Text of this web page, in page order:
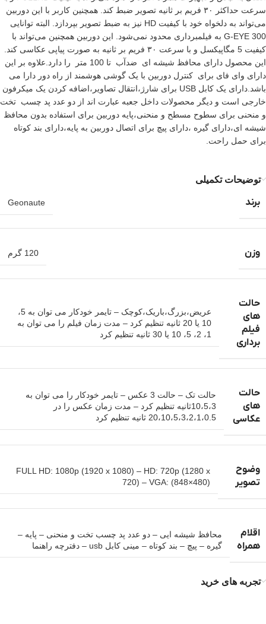
سرعت حداکثر ۳۰ فریم بر ثانیه تصویر ضبط کند. همچنین کاربر با این دوربین
می‌تواند به دلخواه خود با کیفیت HD نیز به ضبط تصویر بپردازد. البته توانایی
G-EYE 300 به فیلمبرداری محدود نمی‌شود. این دوربین همچنین می‌تواند با
کیفیت 5 مگاپیکسل و با سرعت ۳۰ فریم بر ثانیه به صورت پیاپی عکاسی کند.
این محصول دارای محافظ شیشه ای ضدآب تا 100 متر را دارد.علاوه بر این
دارای وای فای برای کنترل دوربین با یک گوشی هوشمند از راه دور دارا می
باشد.دارای یک کابل USB برای شارژ،انتقال تصاویر،اضافه کردن یک میکرفون
خارجی است و دیگر محصولات داخل جعبه عبارت اند از دو عدد پد چسب تخت
و منحنی برای سطوح مسطح و منحنی،پایه دوربین برای استفاده بدون محافظ
شیشه ای،دارای گیره ،دارای پیچ برای اتصال دوربین به پایه،دارای بند کوتاه
برای حمل راحت.
توضیحات تکمیلی
برند Geonaute
وزن 120 گرم
حالت
های
فیلم
برداری
عریض،بزرگ،باریک،کوچک – تایمر خودکار می توان به 5،
10 یا 20 ثانیه تنظیم کرد – مدت زمان فیلم را می توان به
1، 2، 5، 10 یا 30 ثانیه تنظیم کرد
حالت
های
عکاسی
حالت تک – حالت 3 عکس – تایمر خودکار را می توان به
10،5،3ثانیه تنظیم کرد – مدت زمان عکس را در
20،10،5،3،2،1،0.5 ثانیه تنظیم کرد
وضوح
تصویر
FULL HD: 1080p (1920 x 1080) – HD: 720p (1280 x
720) – VGA: (848×480)
اقلام
همراه
محافظ شیشه ایی – دو عدد پد چسب تخت و منحنی – پایه –
گیره – پیچ – بند کوتاه – مینی کابل usb – دفترچه راهنما
تجربه های خرید